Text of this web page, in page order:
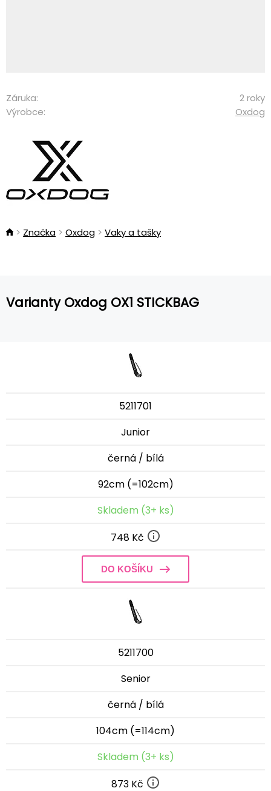
Záruka:
2 roky
Výrobce:
Oxdog
Značka Oxdog Vaky a tašky
Varianty Oxdog OX1 STICKBAG
5211701
Junior
černá / bílá
92cm (=102cm)
Skladem (3+ ks)
748 Kč
DO KOŠÍKU
5211700
Senior
černá / bílá
104cm (=114cm)
Skladem (3+ ks)
873 Kč